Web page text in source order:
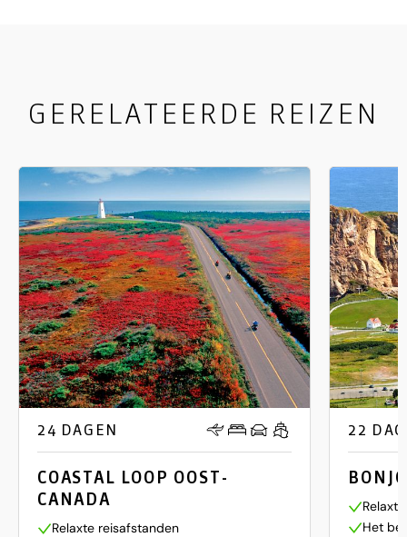
GERELATEERDE REIZEN
24 DAGEN
COASTAL LOOP OOST-
CANADA
Relaxte reisafstanden
22
Relaxt
Het